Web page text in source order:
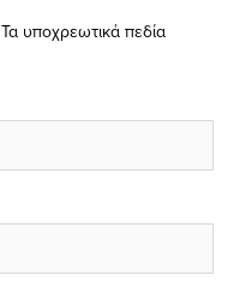
Τα υποχρεωτικά πεδία